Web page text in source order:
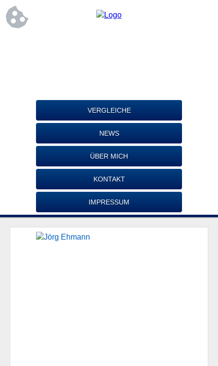
VERGLEICHE
NEWS
ÜBER MICH
KONTAKT
IMPRESSUM